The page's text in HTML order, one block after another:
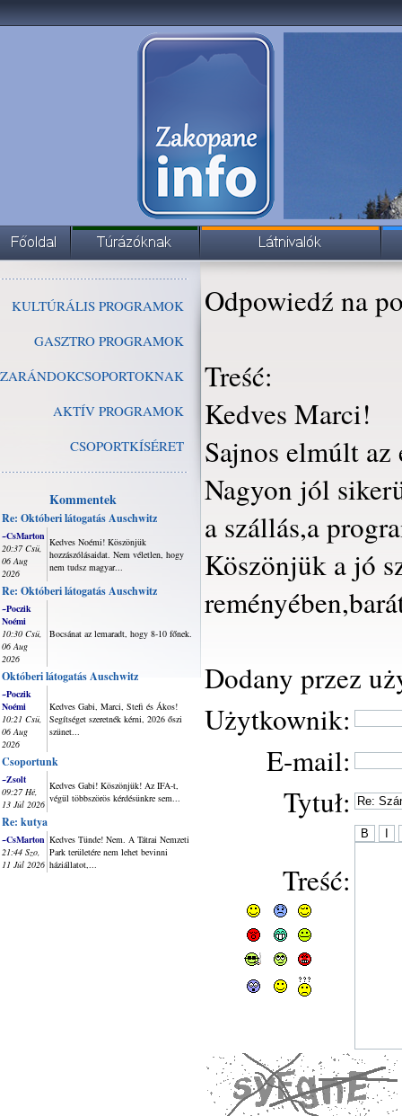
KULTÚRÁLIS PROGRAMOK
GASZTRO PROGRAMOK
ZARÁNDOKCSOPORTOKNAK
AKTÍV PROGRAMOK
CSOPORTKÍSÉRET
Kommentek
Re: Októberi látogatás Auschwitz
~CsMarton
20:37 Csü,
06 Aug
2026
Kedves Noémi! Köszönjük
hozzászólásaidat. Nem véletlen, hogy
nem tudsz magyar...
Re: Októberi látogatás Auschwitz
~Poczik
Noémi
10:30 Csü,
06 Aug
2026
Bocsánat az lemaradt, hogy 8-10 főnek.
Októberi látogatás Auschwitz
~Poczik
Noémi
10:21 Csü,
06 Aug
2026
Kedves Gabi, Marci, Stefi és Ákos!
Segítséget szeretnék kérni, 2026 őszi
szünet...
Csoportunk
~Zsolt
09:27 Hé,
13 Júl 2026
Kedves Gabi! Köszönjük! Az IFA-t,
végül többszörös kérdésünkre sem...
Re: kutya
~CsMarton
21:44 Szo,
11 Júl 2026
Kedves Tünde! Nem. A Tátrai Nemzeti
Park területére nem lehet bevinni
háziállatot,...
Odpowiedź na
Treść:
Kedves Marci!
Sajnos elmúlt
Nagyon jól
a szállás,a
Köszönjük a jó
Dodany przez
Użytkownik:
E-mail:
Tytuł:
Treść: